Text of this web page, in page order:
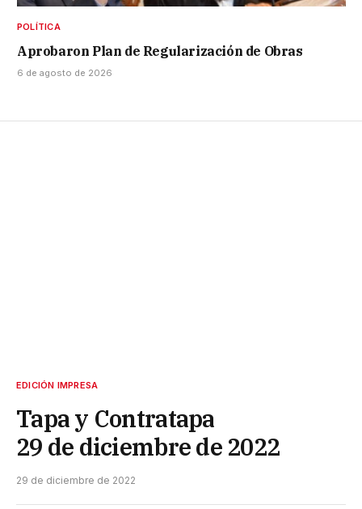
POLÍTICA
Aprobaron Plan de Regularización de Obras
6 de agosto de 2026
EDICIÓN IMPRESA
Tapa y Contratapa
29 de diciembre de 2022
29 de diciembre de 2022